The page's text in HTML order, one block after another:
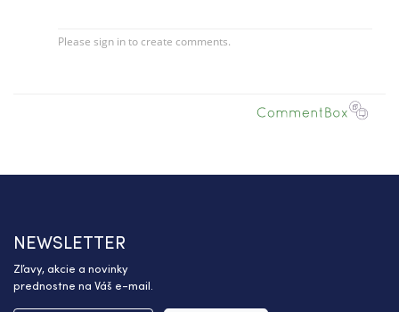
NEWSLETTER
Zľavy, akcie a novinky
prednostne na Váš e-mail.